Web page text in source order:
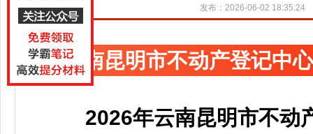
发布：2026-06-02 18:35:24
云南昆明市不动产登记中
2026年云南昆明市不动